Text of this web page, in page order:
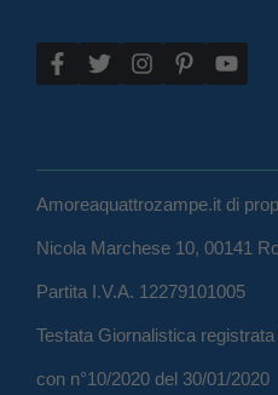
Amoreaquattrozampe.it di
Nicola Marchese 10, 00141
Partita I.V.A. 12279101005
Testata Giornalistica
con n°10/2020 del 30/01/2020